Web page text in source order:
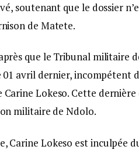
soutenant que le dossier
de Matete.
que le Tribunal militaire
avril dernier, incompétent
Lokeso. Cette
militaire de Ndolo.
Carine Lokeso est inculpée